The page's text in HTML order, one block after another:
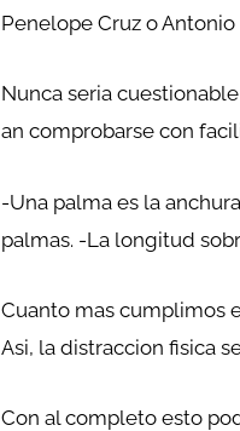
Penelope Cruz o
Nunca seri­a
an comprobarse con
-Una palma es la
palmas. -La longitud
Cuanto mas cumplimos
Asi, la distraccion fisica
Con al completo esto